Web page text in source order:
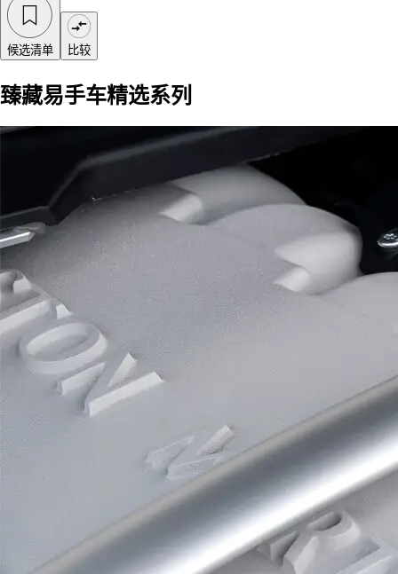
候选清单 比较
臻藏易手车精选系列